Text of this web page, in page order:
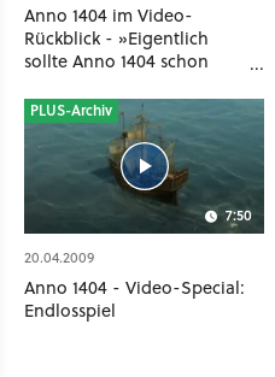
Anno 1404 im Video-
Rückblick - »Eigentlich
sollte Anno 1404 schon
7:50
PLUS-Archiv
20.04.2009
Anno 1404 - Video-Special:
Endlosspiel